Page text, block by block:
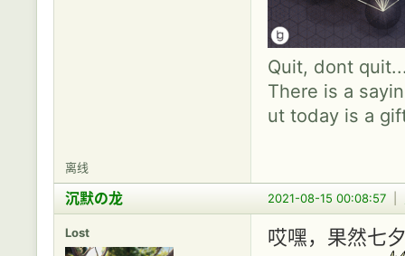
Quit, dont
There is a
ut today is a
离线
2021-08-15 00:08:57
沉默の龙
Lost
哎嘿，果然七